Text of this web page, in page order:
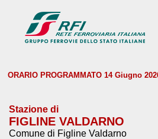
ORARIO PROGRAMMATO 14 Giugno
Stazione di
FIGLINE VALDARNO
Comune di Figline Valdarno